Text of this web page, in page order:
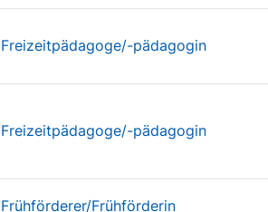
Freizeitpädagoge/-pädagogin
Freizeitpädagoge/-pädagogin
Frühförderer/Frühförderin